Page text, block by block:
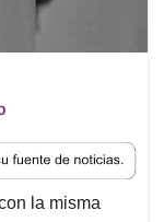
la misma